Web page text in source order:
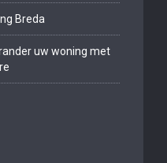
Breda
uw woning met